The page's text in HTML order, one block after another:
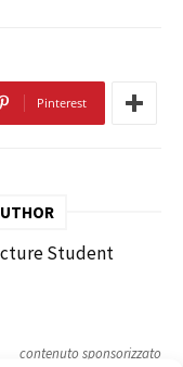
Pinterest
Student
contenuto sponsorizzato